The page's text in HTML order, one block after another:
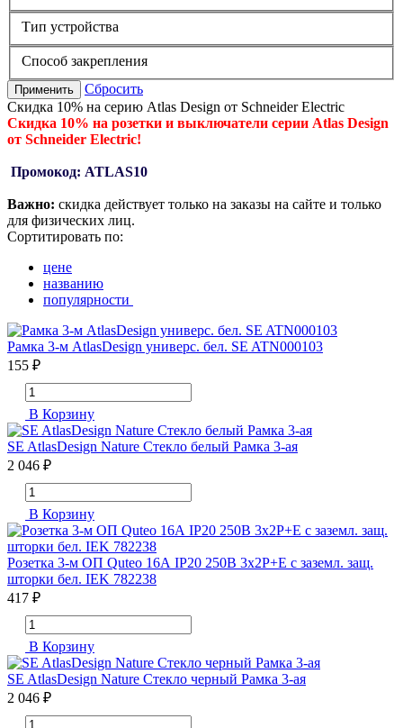
Тип устройства
Способ закрепления
Применить
Сбросить
Скидка 10% на серию Atlas Design от Schneider Electric
Скидка 10% на розетки и выключатели серии Atlas Design
от Schneider Electric!
Промокод: ATLAS10
Важно: скидка действует только на заказы на сайте и только
для физических лиц.
Сортитировать по:
цене
названию
популярности
Рамка 3-м AtlasDesign универс. бел. SE ATN000103
155 ₽
В Корзину
SE AtlasDesign Nature Стекло белый Рамка 3-ая
2 046 ₽
В Корзину
Розетка 3-м ОП Quteo 16А IP20 250В 3х2P+E с заземл. защ.
шторки бел. IEK 782238
417 ₽
В Корзину
SE AtlasDesign Nature Стекло черный Рамка 3-ая
2 046 ₽